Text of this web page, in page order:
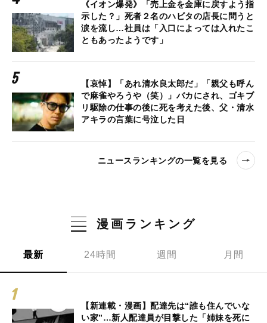
《イオン爆発》「売上金を金庫に戻すよう指
示した？」死者２名のハビタの店長に問うと
涙を流し…社員は「入口によっては入れたこ
ともあったようです」
【哀悼】「あれ清水良太郎だ」「親父も呼ん
で麻雀やろうや（笑）」バカにされ、ゴキブ
リ駆除の仕事の後に死を考えた後、父・清水
アキラの言葉に号泣した日
ニュースランキングの一覧を見る
漫画ランキング
最新 24時間 週間 月間
【新連載・漫画】配達先は“誰も住んでいな
い家”…新人配達員が目撃した「姉妹を死に